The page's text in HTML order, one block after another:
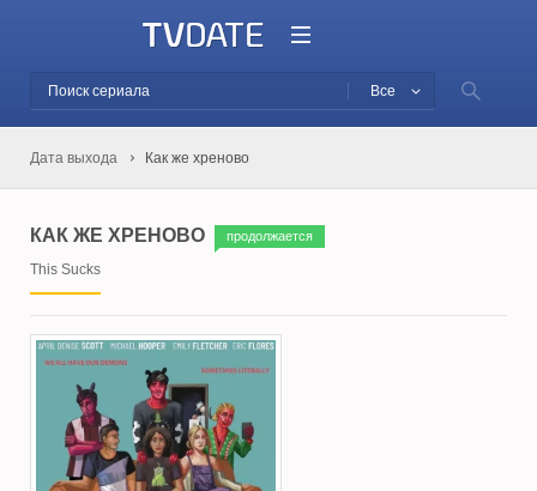
Все
Дата выхода Как же хреново
КАК ЖЕ ХРЕНОВО продолжается
This Sucks